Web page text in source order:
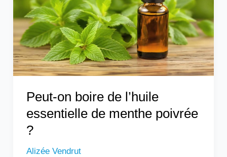
Peut-on boire de l’huile
essentielle de menthe poivrée
?
Alizée Vendrut
l’huile
essentielle
de
menthe
poivrée
?